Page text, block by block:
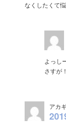
なくしたくて
よっし
さすが
アカ